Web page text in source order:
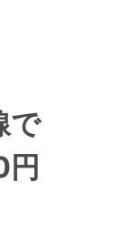
で